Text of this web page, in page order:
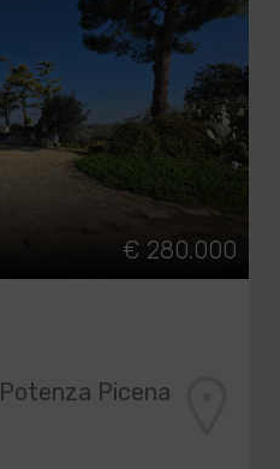
€ 280.000
Potenza Picena